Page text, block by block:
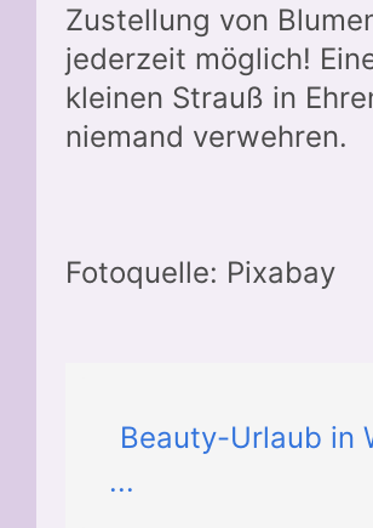
Zustellung von
jederzeit möglich!
kleinen Strauß in
niemand verwehren.
Fotoquelle: Pixabay
Beauty-Urlaub in
...